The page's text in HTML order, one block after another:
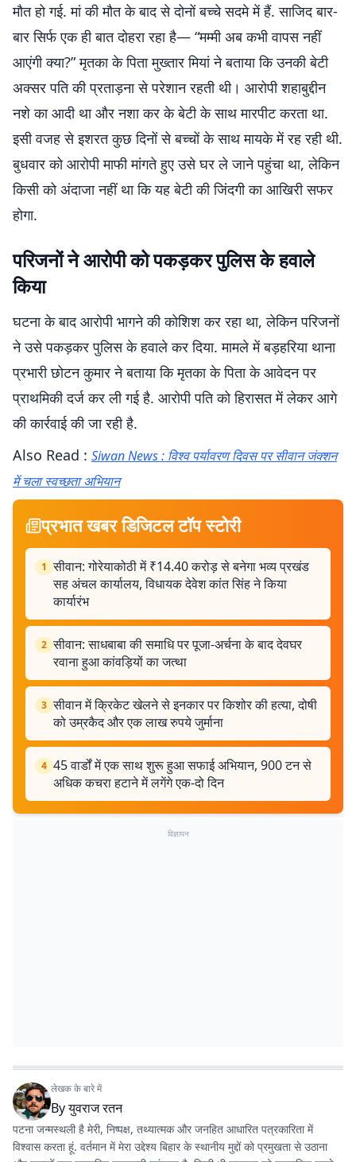
मौत हो गई. मां की मौत के बाद से दोनों बच्चे सदमे में हैं. साजिद बार-
बार सिर्फ एक ही बात दोहरा रहा है— “मम्मी अब कभी वापस नहीं
आएंगी क्या?” मृतका के पिता मुख्तार मियां ने बताया कि उनकी बेटी
अक्सर पति की प्रताड़ना से परेशान रहती थी। आरोपी शहाबुद्दीन
नशे का आदी था और नशा कर के बेटी के साथ मारपीट करता था.
इसी वजह से इशरत कुछ दिनों से बच्चों के साथ मायके में रह रही थी.
बुधवार को आरोपी माफी मांगते हुए उसे घर ले जाने पहुंचा था, लेकिन
किसी को अंदाजा नहीं था कि यह बेटी की जिंदगी का आखिरी सफर
होगा.
परिजनों ने आरोपी को पकड़कर पुलिस के हवाले
किया
घटना के बाद आरोपी भागने की कोशिश कर रहा था, लेकिन परिजनों
ने उसे पकड़कर पुलिस के हवाले कर दिया. मामले में बड़हरिया थाना
प्रभारी छोटन कुमार ने बताया कि मृतका के पिता के आवेदन पर
प्राथमिकी दर्ज कर ली गई है. आरोपी पति को हिरासत में लेकर आगे
की कार्रवाई की जा रही है.
Also Read : Siwan News : विश्व पर्यावरण दिवस पर सीवान जंक्शन
में चला स्वच्छता अभियान
प्रभात खबर डिजिटल टॉप स्टोरी
1 सीवान: गोरेयाकोठी में ₹14.40 करोड़ से बनेगा भव्य प्रखंड
सह अंचल कार्यालय, विधायक देवेश कांत सिंह ने किया
कार्यारंभ
2 सीवान: साधबाबा की समाधि पर पूजा-अर्चना के बाद देवघर
रवाना हुआ कांवड़ियों का जत्था
3 सीवान में क्रिकेट खेलने से इनकार पर किशोर की हत्या, दोषी
को उम्रकैद और एक लाख रुपये जुर्माना
4 45 वार्डों में एक साथ शुरू हुआ सफाई अभियान, 900 टन से
अधिक कचरा हटाने में लगेंगे एक-दो दिन
विज्ञापन
लेखक के बारे में
Byयुवराज रतन
पटना जन्मस्थली है मेरी, निष्पक्ष, तथ्यात्मक और जनहित आधारित पत्रकारिता में
विश्वास करता हूं. वर्तमान में मेरा उद्देश्य बिहार के स्थानीय मुद्दों को प्रमुखता से उठाना